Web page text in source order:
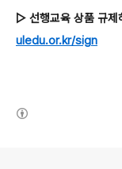
▷ 선행교육 상품 규제
uledu.or.kr/sign